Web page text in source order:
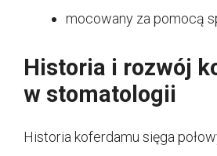
mocowany za pomocą
Historia i rozwój
w stomatologii
Historia koferdamu sięga